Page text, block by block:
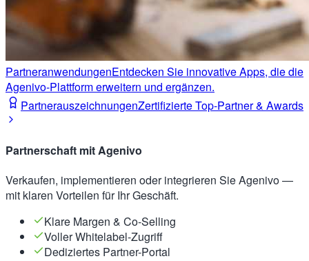
PartneranwendungenEntdecken Sie innovative Apps, die die
Agenivo-Plattform erweitern und ergänzen.
PartnerauszeichnungenZertifizierte Top-Partner & Awards
Partnerschaft mit Agenivo
Verkaufen, implementieren oder integrieren Sie Agenivo —
mit klaren Vorteilen für Ihr Geschäft.
Klare Margen & Co-Selling
Voller Whitelabel-Zugriff
Dediziertes Partner-Portal